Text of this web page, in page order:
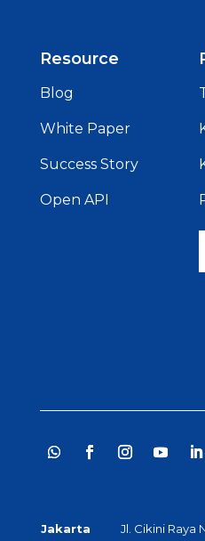
Resource
Blog
White Paper
Success Story
Open API
Jakarta Jl. Cikini Raya